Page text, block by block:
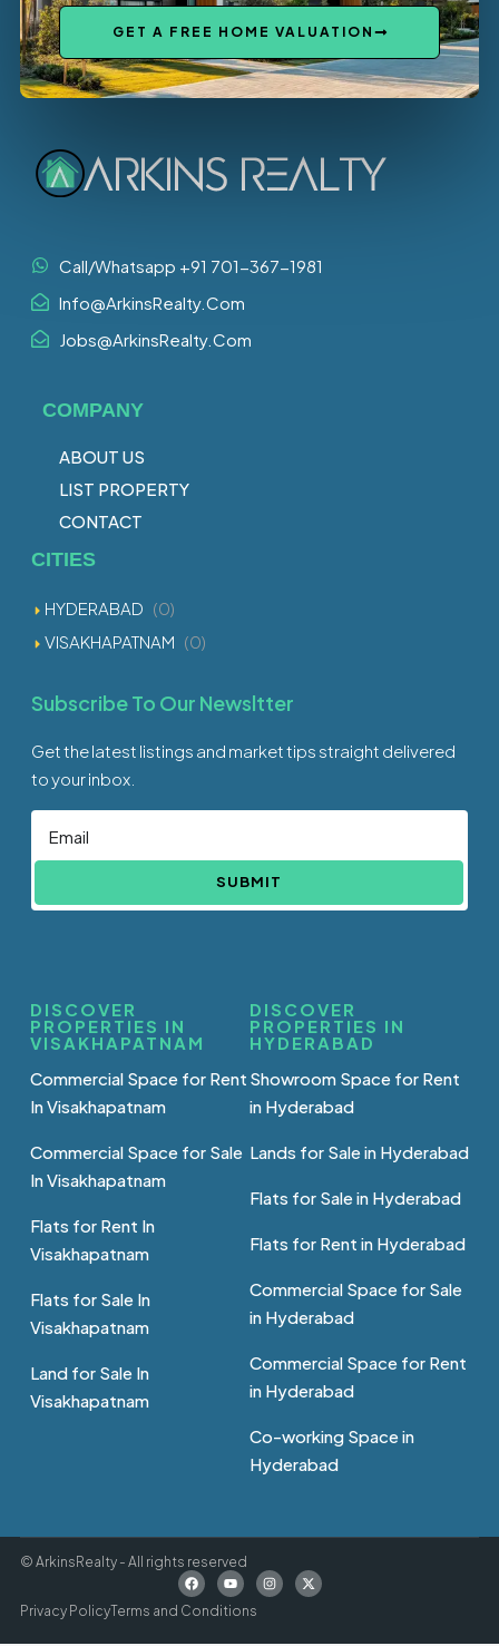
GET A FREE HOME VALUATION
Call/Whatsapp +91 701-367-1981
Info@ArkinsRealty.Com
Jobs@ArkinsRealty.Com
COMPANY
ABOUT US
LIST PROPERTY
CONTACT
CITIES
HYDERABAD (0)
VISAKHAPATNAM (0)
Subscribe To Our Newsltter
Get the latest listings and market tips straight delivered
to your inbox.
SUBMIT
DISCOVER
PROPERTIES IN
VISAKHAPATNAM
Commercial Space for Rent
In Visakhapatnam
Commercial Space for Sale
In Visakhapatnam
Flats for Rent In
Visakhapatnam
Flats for Sale In
Visakhapatnam
Land for Sale In
Visakhapatnam
DISCOVER
PROPERTIES IN
HYDERABAD
Showroom Space for Rent
in Hyderabad
Lands for Sale in Hyderabad
Flats for Sale in Hyderabad
Flats for Rent in Hyderabad
Commercial Space for Sale
in Hyderabad
Commercial Space for Rent
in Hyderabad
Co-working Space in
Hyderabad
© ArkinsRealty - All rights reserved
Privacy PolicyTerms and Conditions